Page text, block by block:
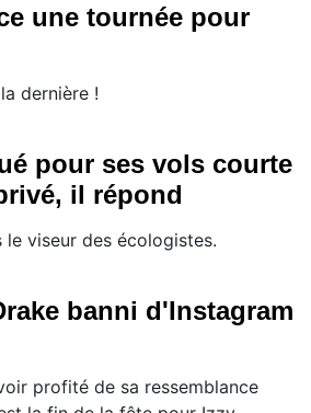
une tournée pour
dernière !
pour ses vols courte
il répond
le viseur des écologistes.
banni d'Instagram
profité de sa ressemblance